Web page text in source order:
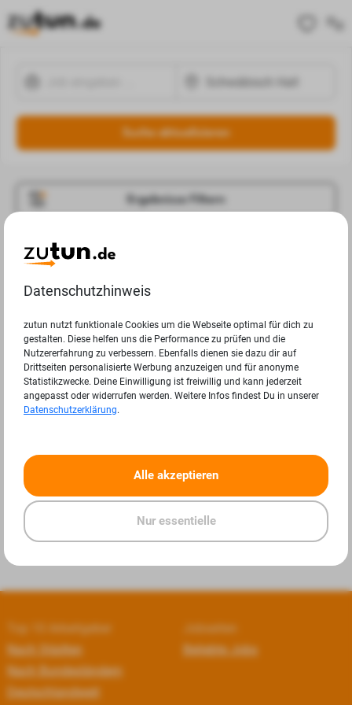
Suche aktualisieren
Ergebnisse Filtern
Jobangebote
Ergebnisse.
« »
Top 10 Arbeitgeber
Nach Städten
Nach Bundesländern
Deutschlandweit
Jobseiten
Beliebte Jobs
Datenschutzhinweis
zutun nutzt funktionale Cookies um die Webseite optimal für dich zu
gestalten. Diese helfen uns die Performance zu prüfen und die
Nutzererfahrung zu verbessern. Ebenfalls dienen sie dazu dir auf
Drittseiten personalisierte Werbung anzuzeigen und für anonyme
Statistikzwecke. Deine Einwilligung ist freiwillig und kann jederzeit
angepasst oder widerrufen werden. Weitere Infos findest Du in unserer
Datenschutzerklärung.
Alle akzeptieren
Nur essentielle